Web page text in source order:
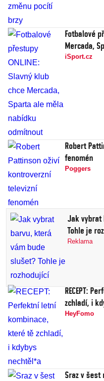
Fotbalové
Mercada,
iSport.cz
Robert
fenomén
Poggers
Jak vybrat
Tohle je
Reklama
RECEPT:
zchladí, i
HeyFomo
Sraz v šest